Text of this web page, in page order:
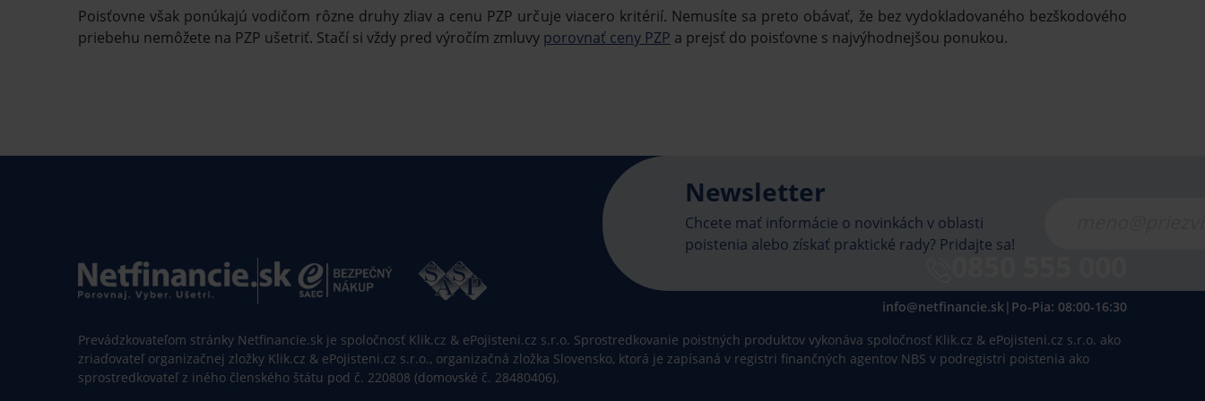
Poisťovne však ponúkajú vodičom rôzne druhy zliav a cenu PZP určuje viacero kritérií. Nemusíte sa preto obávať, že bez vydokladovaného bezškodového
priebehu nemôžete na PZP ušetriť. Stačí si vždy pred výročím zmluvy porovnať ceny PZP a prejsť do poisťovne s najvýhodnejšou ponukou.
Newsletter
Chcete mať informácie o novinkách v oblasti
poistenia alebo získať praktické rady? Pridajte sa!
0850 555 000
info@netfinancie.sk| Po-Pia: 08:00-16:30
Prevádzkovateľom stránky Netfinancie.sk je spoločnosť Klik.cz & ePojisteni.cz s.r.o. Sprostredkovanie poistných produktov vykonáva spoločnosť Klik.cz & ePojisteni.cz s.r.o. ako
zriaďovateľ organizačnej zložky Klik.cz & ePojisteni.cz s.r.o., organizačná zložka Slovensko, ktorá je zapísaná v registri finančných agentov NBS v podregistri poistenia ako
sprostredkovateľ z iného členského štátu pod č. 220808 (domovské č. 28480406).